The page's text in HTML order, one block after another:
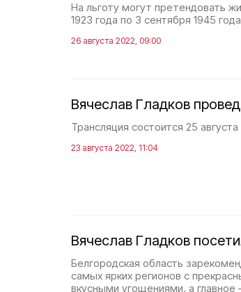
На льготу могут претендовать
1923 года по 3 сентября 1945
26 августа 2022, 09:00
Вячеслав Гладков
Трансляция состоится 25 августа
23 августа 2022, 11:04
Вячеслав Гладков
Белгородская область
самых ярких регионов с
вкусными угощениями, а